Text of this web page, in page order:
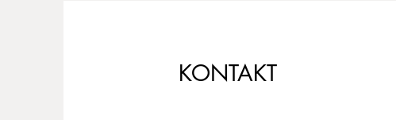
KONTAKT